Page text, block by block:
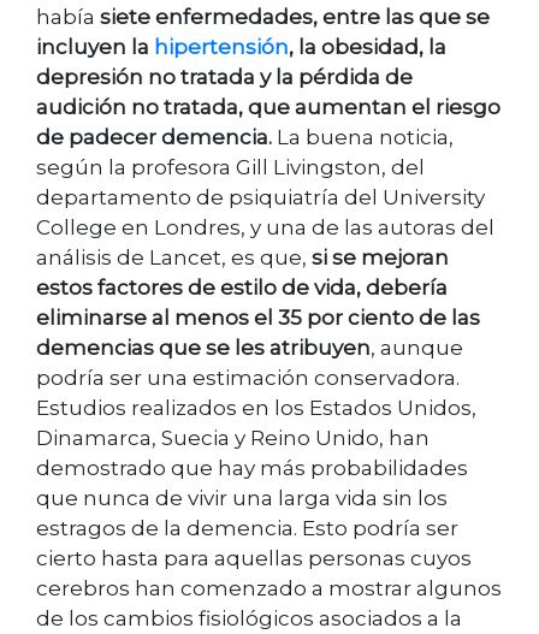
había siete enfermedades, entre las que se
incluyen la hipertensión, la obesidad, la
depresión no tratada y la pérdida de
audición no tratada, que aumentan el riesgo
de padecer demencia. La buena noticia,
según la profesora Gill Livingston, del
departamento de psiquiatría del University
College en Londres, y una de las autoras del
análisis de Lancet, es que, si se mejoran
estos factores de estilo de vida, debería
eliminarse al menos el 35 por ciento de las
demencias que se les atribuyen, aunque
podría ser una estimación conservadora.
Estudios realizados en los Estados Unidos,
Dinamarca, Suecia y Reino Unido, han
demostrado que hay más probabilidades
que nunca de vivir una larga vida sin los
estragos de la demencia. Esto podría ser
cierto hasta para aquellas personas cuyos
cerebros han comenzado a mostrar algunos
de los cambios fisiológicos asociados a la